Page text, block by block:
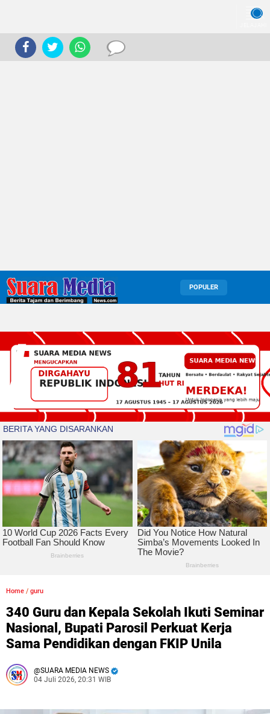
POPULER
Home / guru
340 Guru dan Kepala Sekolah Ikuti Seminar
Nasional, Bupati Parosil Perkuat Kerja
Sama Pendidikan dengan FKIP Unila
SUARA MEDIA NEWS
04 Juli 2026, 20:31 WIB